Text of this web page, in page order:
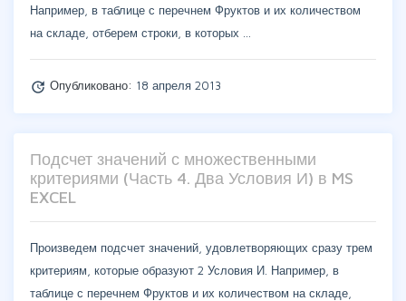
Например, в таблице с перечнем Фруктов и их количеством
на складе, отберем строки, в которых …
update Опубликовано: 18 апреля 2013
Подсчет значений с множественными
критериями (Часть 4. Два Условия И) в MS
EXCEL
Произведем подсчет значений, удовлетворяющих сразу трем
критериям, которые образуют 2 Условия И. Например, в
таблице с перечнем Фруктов и их количеством на складе,